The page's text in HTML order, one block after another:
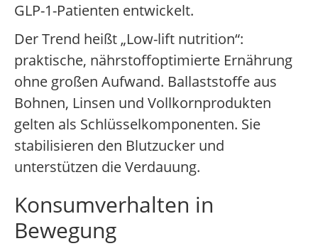
GLP-1-Patienten entwickelt.
Der Trend heißt „Low-lift nutrition“:
praktische, nährstoffoptimierte Ernährung
ohne großen Aufwand. Ballaststoffe aus
Bohnen, Linsen und Vollkornprodukten
gelten als Schlüsselkomponenten. Sie
stabilisieren den Blutzucker und
unterstützen die Verdauung.
Konsumverhalten in
Bewegung